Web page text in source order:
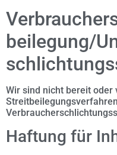
beilegung/
Wir sind nicht bereit oder
Haftung für